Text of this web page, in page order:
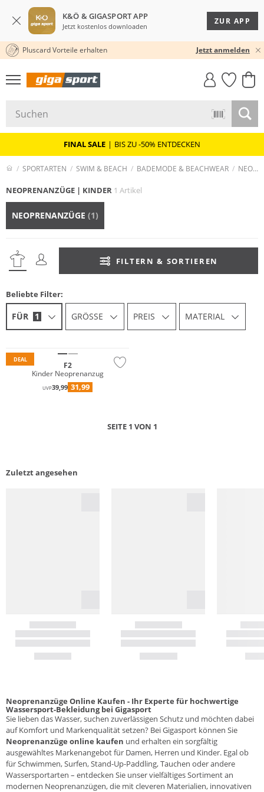
K&Ö & GIGASPORT APP
Jetzt kostenlos downloaden
ZUR APP
KOSTENLOSER VERSAND* & RÜCKVERSAND
30 TAGE RÜCKGABERECHT
Pluscard Vorteile erhalten Jetzt anmelden
GIGASTYLE
FAHRRAD­
MUST-HAVE
FINAL SALE | BIS ZU -50% ENTDECKEN
SPORTARTEN SWIM & BEACH BADEMODE & BEACHWEAR NEOPRENANZÜGE
NEOPRENANZÜGE | KINDER 1 Artikel
NEOPRENANZÜGE (1)
FILTERN & SORTIEREN
Beliebte Filter:
FÜR 1 GRÖSSE PREIS MATERIAL
DEAL
F2
Kinder Neoprenanzug
UVP39,99 31,99
SEITE 1 VON 1
Zuletzt angesehen
Neoprenanzüge Online Kaufen - Ihr Experte für hochwertige
Wassersport-Bekleidung bei Gigasport
Sie lieben das Wasser, suchen zuverlässigen Schutz und möchten dabei
auf Komfort und Markenqualität setzen? Bei Gigasport können Sie
Neoprenanzüge online kaufen und erhalten ein sorgfältig
ausgewähltes Markenangebot für Damen, Herren und Kinder. Egal ob
für Schwimmen, Surfen, Stand-Up-Paddling, Tauchen oder andere
Wassersportarten – entdecken Sie unser vielfältiges Sortiment an
modernen Neoprenanzügen, die mit cleveren Materialien, innovativen